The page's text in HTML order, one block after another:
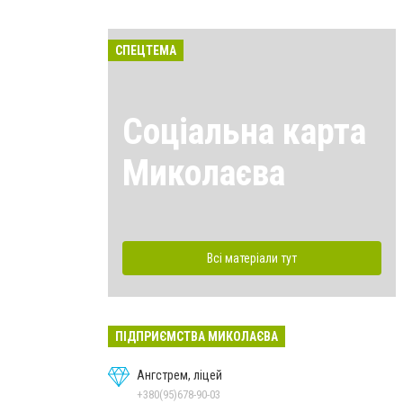
СПЕЦТЕМА
Соціальна карта
Миколаєва
Всі матеріали тут
ПІДПРИЄМСТВА МИКОЛАЄВА
Ангстрем, ліцей
+380(95)678-90-03